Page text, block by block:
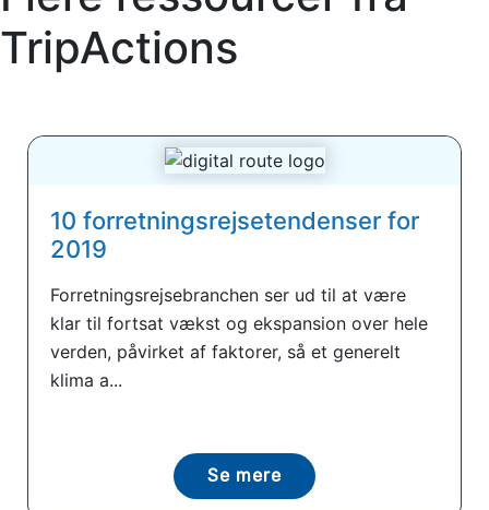
TripActions
10 forretningsrejsetendenser for
2019
Forretningsrejsebranchen ser ud til at være
klar til fortsat vækst og ekspansion over hele
verden, påvirket af faktorer, så et generelt
klima a...
Se mere